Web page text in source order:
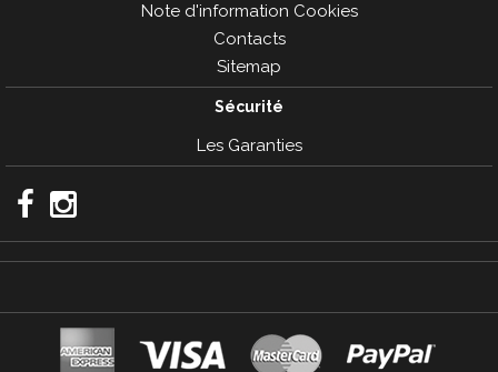
Note d'information Cookies
Contacts
Sitemap
Sécurité
Les Garanties